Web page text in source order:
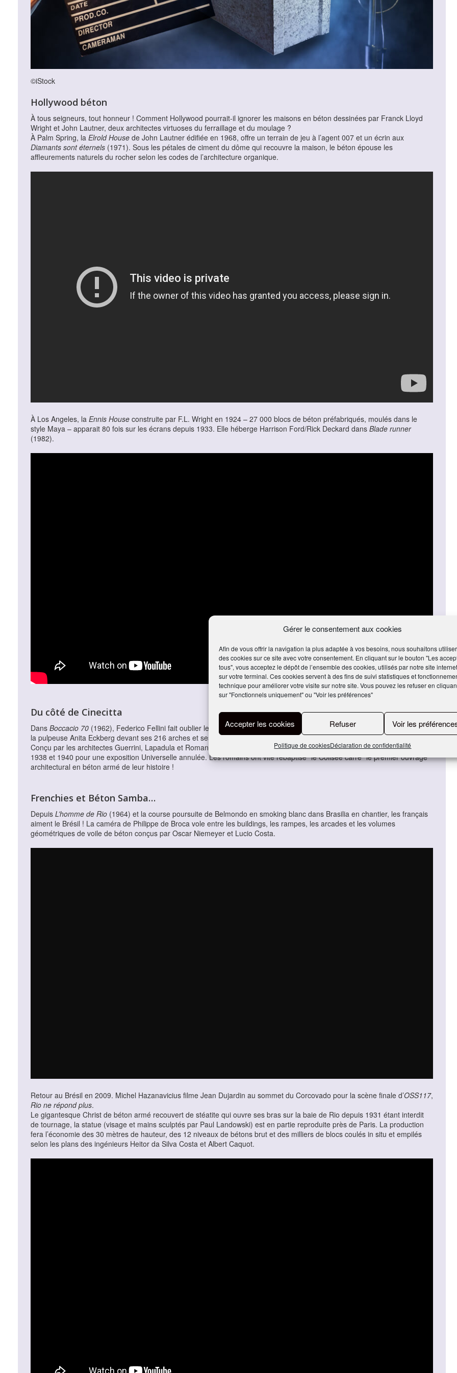
Gérer le consentement aux cookies
Afin de vous offrir la navigation la plus adaptée à vos besoins, nous souhaitons utiliser
des cookies sur ce site avec votre consentement. En cliquant sur le bouton "Les
tous", vous acceptez le dépôt de l’ensemble des cookies, utilisés par notre site
sur votre terminal. Ces cookies servent à des fins de suivi statistiques et
technique pour améliorer votre visite sur notre site. Vous pouvez les refuser en
sur "Fonctionnels uniquement" ou "Voir les préférences"
Accepter les cookies Refuser Voir les
Politique de cookiesDéclaration de confidentialité
©iStock
Hollywood béton
À tous seigneurs, tout honneur ! Comment Hollywood pourrait-il ignorer les maisons en béton dessinées par Franck Lloyd
Wright et John Lautner, deux architectes virtuoses du ferraillage et du moulage ?
À Palm Spring, la Elrold House de John Lautner édifiée en 1968, offre un terrain de jeu à l’agent 007 et un écrin aux
Diamants sont éternels (1971). Sous les pétales de ciment du dôme qui recouvre la maison, le béton épouse les
affleurements naturels du rocher selon les codes de l’architecture organique.
À Los Angeles, la Ennis House construite par F.L. Wright en 1924 – 27 000 blocs de béton préfabriqués, moulés dans le
style Maya – apparait 80 fois sur les écrans depuis 1933. Elle héberge Harrison Ford/Rick Deckard dans Blade runner
(1982).
Du côté de Cinecitta
Dans Boccacio 70 (1962), Federico Fellini fait oublier le passé mussolinien du palazzo della civiltà italiana de Rome. Il filme
la pulpeuse Anita Eckberg devant ses 216 arches et ses sept étages illuminés.
Conçu par les architectes Guerrini, Lapadula et Romano, ce cube de béton blanc recouvert de travertin, a été édifié entre
1938 et 1940 pour une exposition Universelle annulée. Les romains ont vite rebaptisé “le Colisée carré” le premier ouvrage
architectural en béton armé de leur histoire !
Frenchies et Béton Samba…
Depuis L’homme de Rio (1964) et la course poursuite de Belmondo en smoking blanc dans Brasilia en chantier, les français
aiment le Brésil ! La caméra de Philippe de Broca vole entre les buildings, les rampes, les arcades et les volumes
géométriques de voile de béton conçus par Oscar Niemeyer et Lucio Costa.
Retour au Brésil en 2009. Michel Hazanavicius filme Jean Dujardin au sommet du Corcovado pour la scène finale d’OSS117,
Rio ne répond plus.
Le gigantesque Christ de béton armé recouvert de stéatite qui ouvre ses bras sur la baie de Rio depuis 1931 étant interdit
de tournage, la statue (visage et mains sculptés par Paul Landowski) est en partie reproduite près de Paris. La production
fera l’économie des 30 mètres de hauteur, des 12 niveaux de bétons brut et des milliers de blocs coulés in situ et empilés
selon les plans des ingénieurs Heitor da Silva Costa et Albert Caquot.